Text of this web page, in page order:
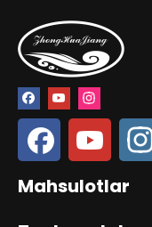
Mahsulotlar